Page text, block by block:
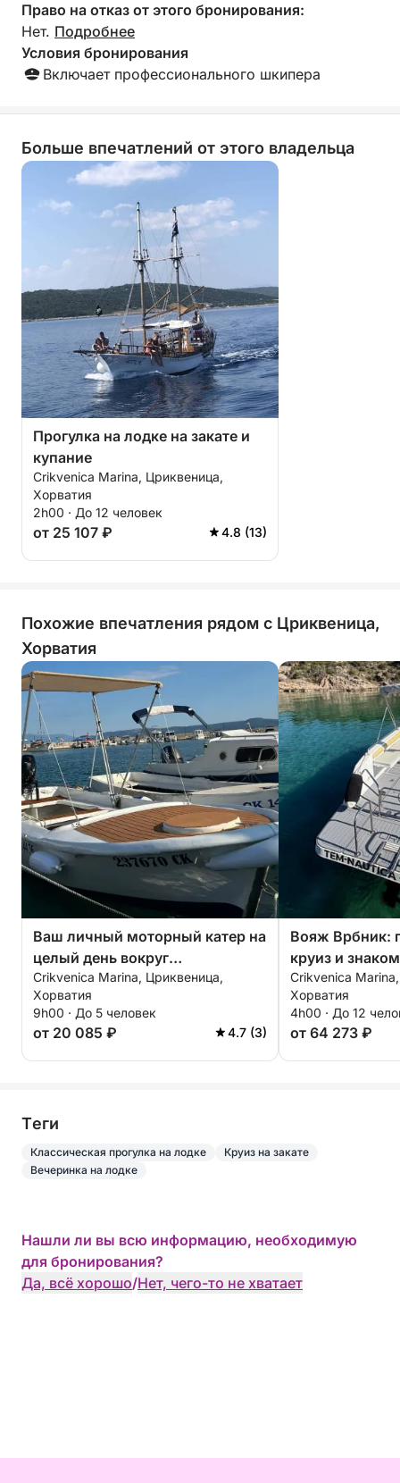
Право на отказ от этого бронирования:
Нет. Подробнее
Условия бронирования
Включает профессионального шкипера
Больше впечатлений от этого владельца
Прогулка на лодке на закате и
купание
Crikvenica Marina, Цриквеница,
Хорватия
2h00 · До 12 человек
от 25 107 ₽ 4.8 (13)
Похожие впечатления рядом с Цриквеница,
Хорватия
Ваш личный моторный катер на
целый день вокруг
Цриквеницы.
Crikvenica Marina, Цриквеница,
Хорватия
9h00 · До 5 человек
от 20 085 ₽ 4.7 (3)
Вояж Врбник:
круиз и
городом из
Crikvenica
Хорватия
4h00 · До 12
от 64 273 ₽
Tеги
Классическая прогулка на лодке
Круиз на закате
Вечеринка на лодке
Нашли ли вы всю информацию, необходимую
для бронирования?
Да, всё хорошо/Нет, чего-то не хватает